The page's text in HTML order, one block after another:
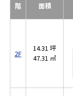
階 面積
2F
14.31 坪
47.31 ㎡